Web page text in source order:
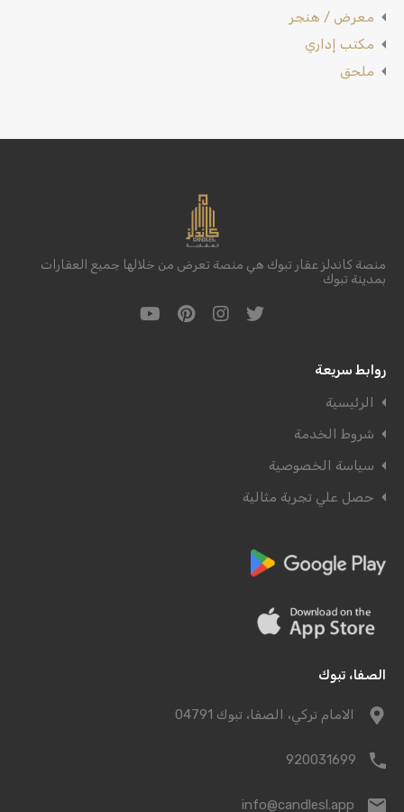
معرض / هنجر
مكتب إداري
ملحق
منصة كاندلز عقار تبوك هي منصة تعرض من خلالها جميع العقارات
بمدينة تبوك
روابط سريعة
الرئيسية
شروط الخدمة
سياسة الخصوصية
حصل علي تجربة مثالية
الصفا، تبوك
الامام تركي، الصفا، تبوك 04791
920031699
info@candlesl.app